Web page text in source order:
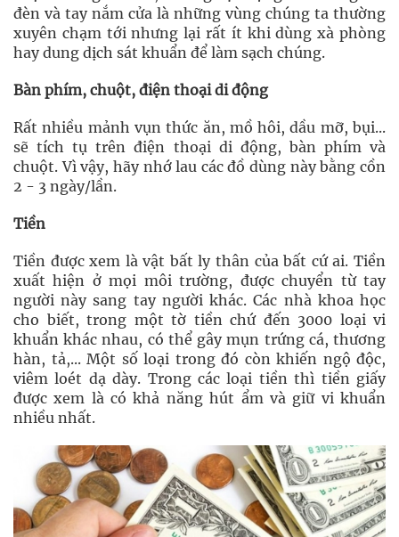
đèn và tay nắm cửa là những vùng chúng ta thường
xuyên chạm tới nhưng lại rất ít khi dùng xà phòng
hay dung dịch sát khuẩn để làm sạch chúng.
Bàn phím, chuột, điện thoại di động
Rất nhiều mảnh vụn thức ăn, mồ hôi, dầu mỡ, bụi...
sẽ tích tụ trên điện thoại di động, bàn phím và
chuột. Vì vậy, hãy nhớ lau các đồ dùng này bằng cồn
2 - 3 ngày/lần.
Tiền
Tiền được xem là vật bất ly thân của bất cứ ai. Tiền
xuất hiện ở mọi môi trường, được chuyển từ tay
người này sang tay người khác. Các nhà khoa học
cho biết, trong một tờ tiền chứ đến 3000 loại vi
khuẩn khác nhau, có thể gây mụn trứng cá, thương
hàn, tả,... Một số loại trong đó còn khiến ngộ độc,
viêm loét dạ dày. Trong các loại tiền thì tiền giấy
được xem là có khả năng hút ẩm và giữ vi khuẩn
nhiều nhất.